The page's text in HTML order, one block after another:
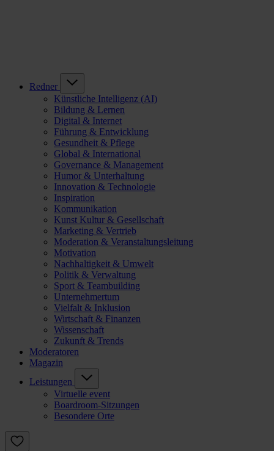
Redner
Künstliche Intelligenz (AI)
Bildung & Lernen
Digital & Internet
Führung & Entwicklung
Gesundheit & Pflege
Global & International
Governance & Management
Humor & Unterhaltung
Innovation & Technologie
Inspiration
Kommunikation
Kunst Kultur & Gesellschaft
Marketing & Vertrieb
Moderation & Veranstaltungsleitung
Motivation
Nachhaltigkeit & Umwelt
Politik & Verwaltung
Sport & Teambuilding
Unternehmertum
Vielfalt & Inklusion
Wirtschaft & Finanzen
Wissenschaft
Zukunft & Trends
Moderatoren
Magazin
Leistungen
Virtuelle event
Boardroom-Sitzungen
Besondere Orte